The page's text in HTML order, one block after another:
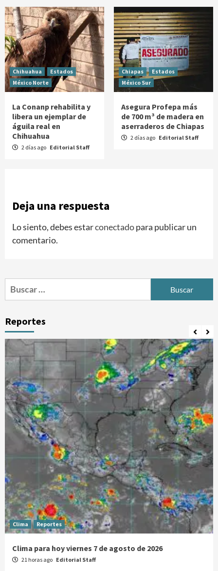
Chihuahua
Estados
México Norte
La Conanp rehabilita y
libera un ejemplar de
águila real en
Chihuahua
2 días ago Editorial Staff
Chiapas
Estados
México Sur
Asegura Profepa más
de 700 m³ de madera en
aserraderos de Chiapas
2 días ago Editorial Staff
Deja una respuesta
Lo siento, debes estarconectadopara publicar un
comentario.
Buscar:
Reportes
Clima Reportes
Clima para hoy viernes 7 de agosto de 2026
21 horas ago Editorial Staff